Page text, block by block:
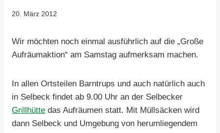
20. März 2012
Wir möchten noch einmal ausführlich auf die „Große
Aufräumaktion“ am Samstag aufmerksam machen.
In allen Ortsteilen Barntrups und auch natürlich auch
in Selbeck findet ab 9.00 Uhr an der Selbecker
Grillhütte das Aufräumen statt. Mit Müllsäcken wird
dann Selbeck und Umgebung von herumliegendem